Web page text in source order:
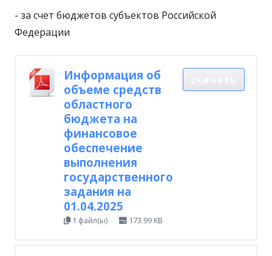
- за счет бюджетов субъектов Российской
Федерации
Информация об
объеме средств
областного
бюджета на
финансовое
обеспечение
выполнения
государственного
задания на
01.04.2025
1 файл(ы) 173.99 KB